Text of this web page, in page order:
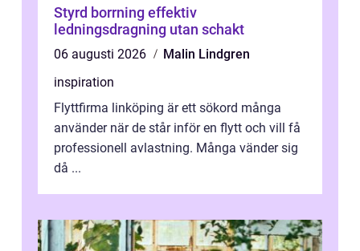
Styrd borrning effektiv
ledningsdragning utan schakt
06 augusti 2026
Malin Lindgren
inspiration
Flyttfirma linköping är ett sökord många
använder när de står inför en flytt och vill få
professionell avlastning. Många vänder sig
då ...